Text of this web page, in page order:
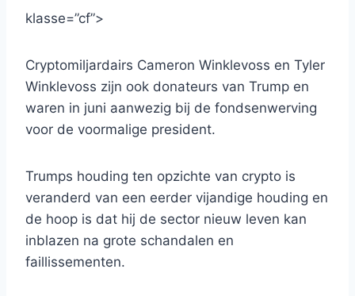
klasse=”cf”>
Cryptomiljardairs Cameron Winklevoss en Tyler
Winklevoss zijn ook donateurs van Trump en
waren in juni aanwezig bij de fondsenwerving
voor de voormalige president.
Trumps houding ten opzichte van crypto is
veranderd van een eerder vijandige houding en
de hoop is dat hij de sector nieuw leven kan
inblazen na grote schandalen en
faillissementen.